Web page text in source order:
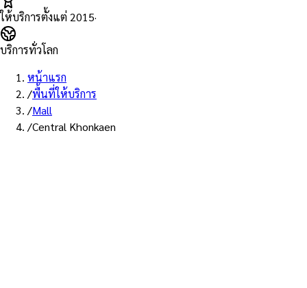
ให้บริการตั้งแต่ 2015·
บริการทั่วโลก
หน้าแรก
/พื้นที่ให้บริการ
/Mall
/Central Khonkaen